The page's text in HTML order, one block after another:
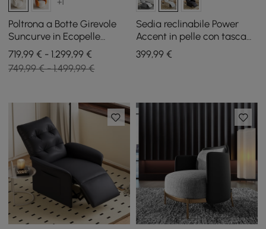
Poltrona a Botte Girevole
Suncurve in Ecopelle
Performance con Cuscino,
Set da 2
719,99 € - 1.299,99 €
749,99 € - 1.499,99 €
Sedia reclinabile Power
Accent in pelle con tasca
laterale
399,99€